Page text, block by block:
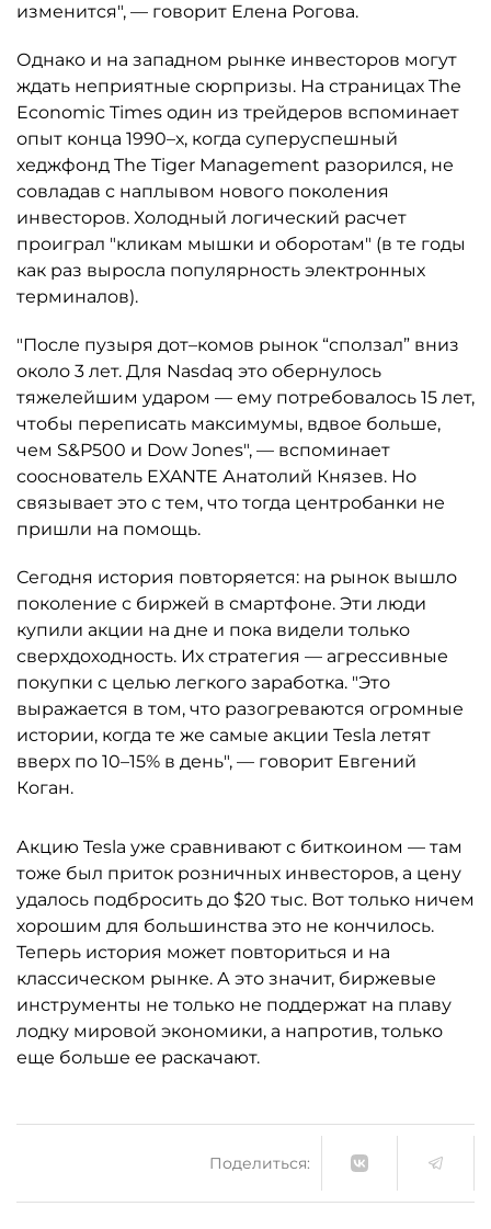
изменится", — говорит Елена Рогова.
Однако и на западном рынке инвесторов могут
ждать неприятные сюрпризы. На страницах The
Economiс Times один из трейдеров вспоминает
опыт конца 1990–х, когда суперуспешный
хеджфонд The Tiger Management разорился, не
совладав с наплывом нового поколения
инвесторов. Холодный логический расчет
проиграл "кликам мышки и оборотам" (в те годы
как раз выросла популярность электронных
терминалов).
"После пузыря дот–комов рынок “сползал” вниз
около 3 лет. Для Nasdaq это обернулось
тяжелейшим ударом — ему потребовалось 15 лет,
чтобы переписать максимумы, вдвое больше,
чем S&P500 и Dow Jones", — вспоминает
сооснователь EXANTE Анатолий Князев. Но
связывает это с тем, что тогда центробанки не
пришли на помощь.
Сегодня история повторяется: на рынок вышло
поколение с биржей в смартфоне. Эти люди
купили акции на дне и пока видели только
сверхдоходность. Их стратегия — агрессивные
покупки с целью легкого заработка. "Это
выражается в том, что разогреваются огромные
истории, когда те же самые акции Tesla летят
вверх по 10–15% в день", — говорит Евгений
Коган.
Акцию Tesla уже сравнивают с биткоином — там
тоже был приток розничных инвесторов, а цену
удалось подбросить до $20 тыс. Вот только ничем
хорошим для большинства это не кончилось.
Теперь история может повториться и на
классическом рынке. А это значит, биржевые
инструменты не только не поддержат на плаву
лодку мировой экономики, а напротив, только
еще больше ее раскачают.
Поделиться: